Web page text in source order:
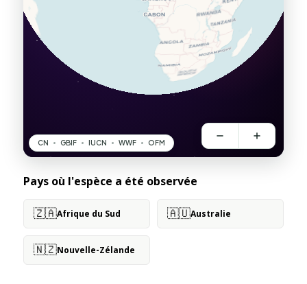
Pays où l'espèce a été observée
🇿🇦Afrique du Sud 🇦🇺Australie
🇳🇿Nouvelle-Zélande